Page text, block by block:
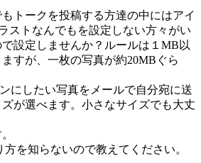
トークを投稿する方達の中にはアイ
ストなんでもを設定しない方々がい
設定しませんか？ルールは１MB以
すが、一枚の写真が約20MBぐら
にしたい写真をメールで自分宛に送
が選べます。小さなサイズでも大丈
方を知らないので教えてください。